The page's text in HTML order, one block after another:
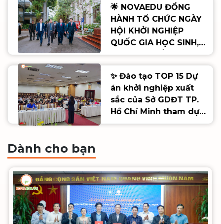
🌟 NOVAEDU ĐỒNG
HÀNH TỔ CHỨC NGÀY
HỘI KHỞI NGHIỆP
QUỐC GIA HỌC SINH,
SINH VIÊN LẦN THỨ VIII
🌟
✨ Đào tạo TOP 15 Dự
án khởi nghiệp xuất
sắc của Sở GDĐT TP.
Hồ Chí Minh tham dự
Cuộc thi SV_STARTUP
Dành cho bạn